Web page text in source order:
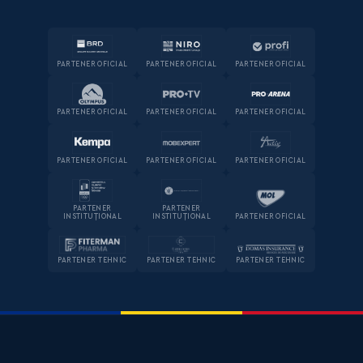
PARTENER OFICIAL PARTENER OFICIAL PARTENER OFICIAL
PARTENER OFICIAL PARTENER OFICIAL PARTENER OFICIAL
PARTENER OFICIAL PARTENER OFICIAL PARTENER OFICIAL
PARTENER
INSTITUȚIONAL
PARTENER
INSTITUȚIONAL
PARTENER OFICIAL
PARTENER TEHNIC PARTENER TEHNIC PARTENER TEHNIC